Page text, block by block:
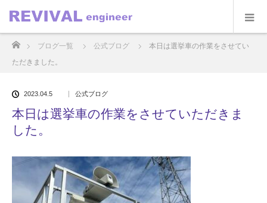
ブログ一覧 公式ブログ
本日は選挙車の作業をさせてい
ただきました。
2023.04.5 公式ブログ
本日は選挙車の作業をさせていただきま
した。